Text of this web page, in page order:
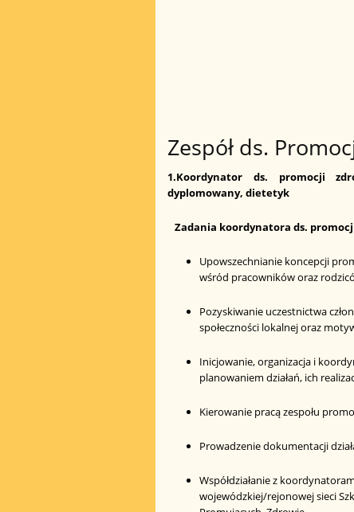
Zespół ds.
1.Koordynator ds. promocji
dyplomowany, dietetyk
Zadania koordynatora ds.
Upowszechnianie koncepcji
wśród pracowników oraz
Pozyskiwanie uczestnictwa
społeczności lokalnej oraz
Inicjowanie, organizacja i
planowaniem działań, ich
Kierowanie pracą zespołu
Prowadzenie dokumentacji
Współdziałanie z
wojewódzkiej/rejonowej sieci